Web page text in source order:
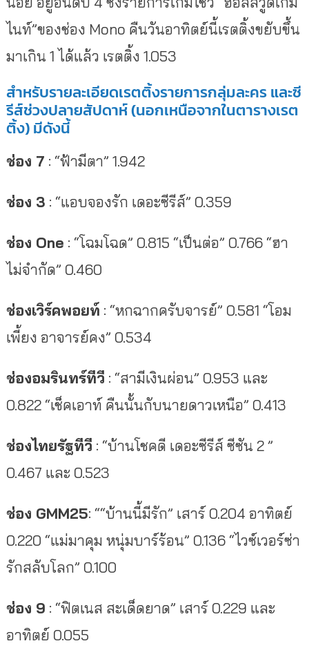
ไนท์”ของช่อง Mono คืนวันอาทิตย์นี้เรตติ้งขยับขึ้น
มาเกิน 1 ได้แล้ว เรตติ้ง 1.053
สำหรับรายละเอียดเรตติ้งรายการกลุ่มละคร และซี
รีส์ช่วงปลายสัปดาห์ (นอกเหนือจากในตารางเรต
ติ้ง) มีดังนี้
ช่อง 7 : “ฟ้ามีตา” 1.942
ช่อง 3 : “แอบจองรัก เดอะซีรีส์” 0.359
ช่อง One : “โฉมโฉด” 0.815 “เป็นต่อ” 0.766 “ฮา
ไม่จำกัด” 0.460
ช่องเวิร์คพอยท์ : “หกฉากครับจารย์” 0.581 “โอม
เพี้ยง อาจารย์คง” 0.534
ช่องอมรินทร์ทีวี : “สามีเงินผ่อน” 0.953 และ
0.822 “เช็คเอาท์ คืนนั้นกับนายดาวเหนือ” 0.413
ช่องไทยรัฐทีวี : “บ้านโชคดี เดอะซีรีส์ ซีซัน 2 ”
0.467 และ 0.523
ช่อง GMM25: ““บ้านนี้มีรัก” เสาร์ 0.204 อาทิตย์
0.220 “แม่มาคุม หนุ่มบาร์ร้อน” 0.136 “ไวซ์เวอร์ซ่า
รักสลับโลก” 0.100
ช่อง 9 : “ฟิตเนส สะเด็ดยาด” เสาร์ 0.229 และ
อาทิตย์ 0.055